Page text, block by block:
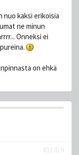
nuo kaksi erikoisia
ne minun
Onneksi ei
on ehkä
#11419